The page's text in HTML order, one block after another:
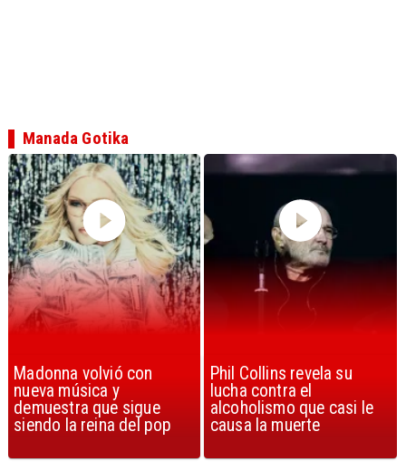
Phil Collins revela su
lucha contra el
alcoholismo que casi le
causa la muerte
U2 lanza nuevo sencillo
con estribillo en español:
Streets of Dreams
Manada Gotika